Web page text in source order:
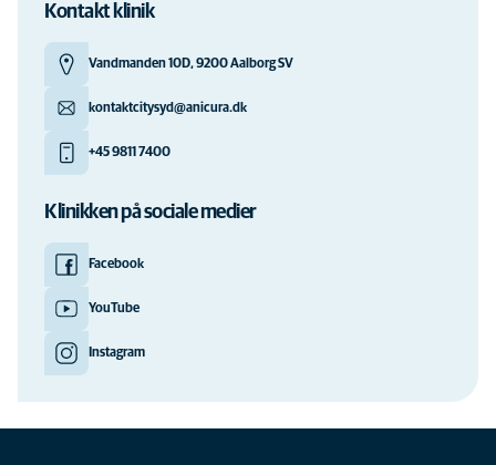
Kontakt klinik
Vandmanden 10D, 9200 Aalborg SV
kontaktcitysyd@anicura.dk
+45 9811 7400
Klinikken på sociale medier
Facebook
YouTube
Instagram